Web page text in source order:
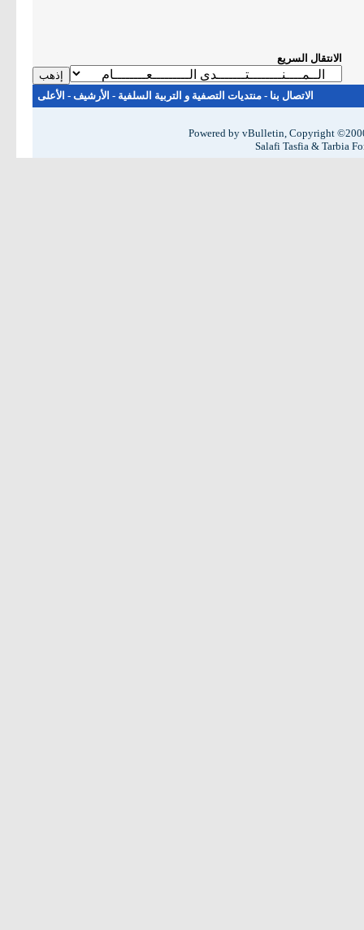
الانتقال السريع
الاتصال بنا - منتديات التصفية و التربية السلفية - الأرشيف - الأعلى
Powered by vBulletin, Copyright
Salafi Tasfia & Tarbia